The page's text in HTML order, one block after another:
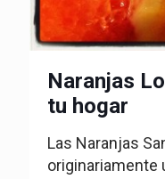
Naranjas
tu hogar
Las Naranjas
originariamente